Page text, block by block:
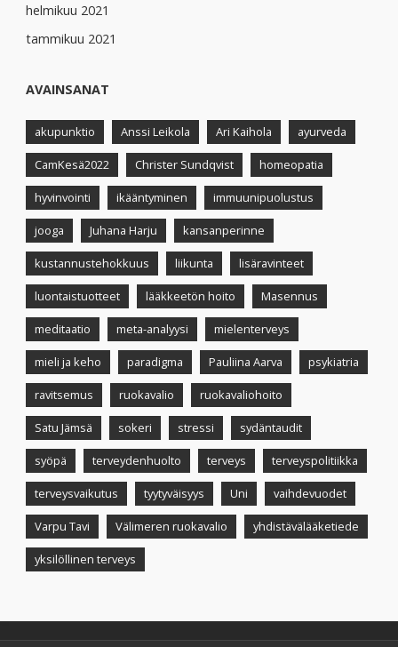
helmikuu 2021
tammikuu 2021
AVAINSANAT
akupunktio Anssi Leikola Ari Kaihola ayurveda
CamKesä2022 Christer Sundqvist homeopatia
hyvinvointi ikääntyminen immuunipuolustus
jooga Juhana Harju kansanperinne
kustannustehokkuus liikunta lisäravinteet
luontaistuotteet lääkkeetön hoito Masennus
meditaatio meta-analyysi mielenterveys
mieli ja keho paradigma Pauliina Aarva psykiatria
ravitsemus ruokavalio ruokavaliohoito
Satu Jämsä sokeri stressi sydäntaudit
syöpä terveydenhuolto terveys terveyspolitiikka
terveysvaikutus tyytyväisyys Uni vaihdevuodet
Varpu Tavi Välimeren ruokavalio yhdistävälääketiede
yksilöllinen terveys